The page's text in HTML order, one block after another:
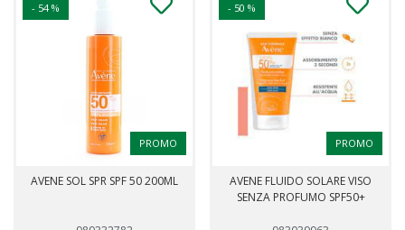
- 54 %
PROMO
AVENE SOL SPR SPF 50 200ML
- 50 %
PROMO
AVENE FLUIDO SOLARE VISO
SENZA PROFUMO SPF50+